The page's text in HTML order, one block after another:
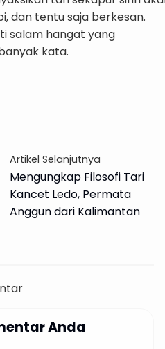
dan tentu saja berkesan.
salam hangat yang
kata.
Artikel Selanjutnya
Mengungkap Filosofi Tari
Kancet Ledo, Permata
Anggun dari Kalimantan
Anda